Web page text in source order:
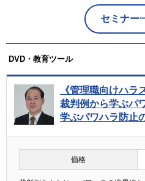
セミナー
DVD・教育ツール
《管理職向けハラ
裁判例から学ぶパ
学ぶパワハラ防止
価格